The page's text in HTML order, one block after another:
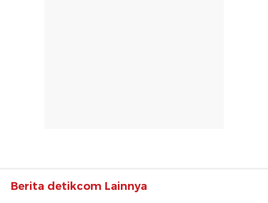
Berita detikcom Lainnya